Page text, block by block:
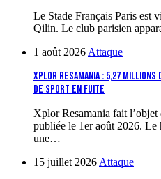
Le Stade Français Paris est
Qilin. Le club parisien
1 août 2026 Attaque
Xplor Resamania : 5,27
de sport en fuite
Xplor Resamania fait
publiée le 1er août 2026.
une…
15 juillet 2026 Attaque